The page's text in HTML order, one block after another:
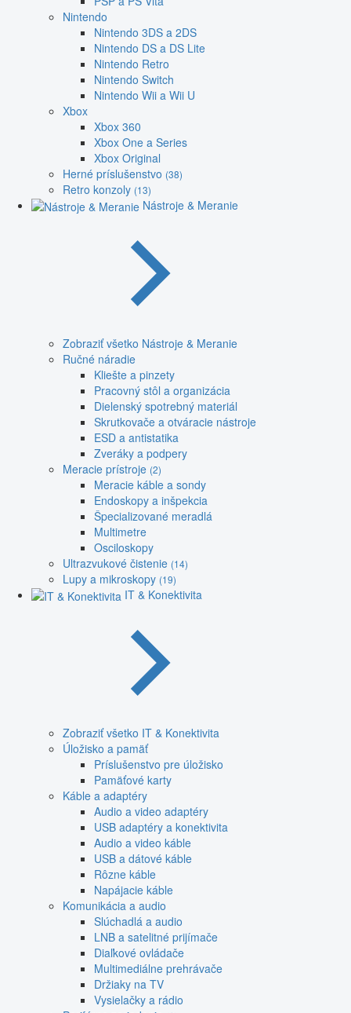
Nintendo
Nintendo 3DS a 2DS
Nintendo DS a DS Lite
Nintendo Retro
Nintendo Switch
Nintendo Wii a Wii U
Xbox
Xbox 360
Xbox One a Series
Xbox Original
Herné príslušenstvo (38)
Retro konzoly (13)
Nástroje & Meranie
Zobraziť všetko Nástroje & Meranie
Ručné náradie
Kliešte a pinzety
Pracovný stôl a organizácia
Dielenský spotrebný materiál
Skrutkovače a otváracie nástroje
ESD a antistatika
Zveráky a podpery
Meracie prístroje (2)
Meracie káble a sondy
Endoskopy a inšpekcia
Špecializované meradlá
Multimetre
Osciloskopy
Ultrazvukové čistenie (14)
Lupy a mikroskopy (19)
IT & Konektivita
Zobraziť všetko IT & Konektivita
Úložisko a pamäť
Príslušenstvo pre úložisko
Pamäťové karty
Káble a adaptéry
Audio a video adaptéry
USB adaptéry a konektivita
Audio a video káble
USB a dátové káble
Rôzne káble
Napájacie káble
Komunikácia a audio
Slúchadlá a audio
LNB a satelitné prijímače
Diaľkové ovládače
Multimediálne prehrávače
Držiaky na TV
Vysielačky a rádio